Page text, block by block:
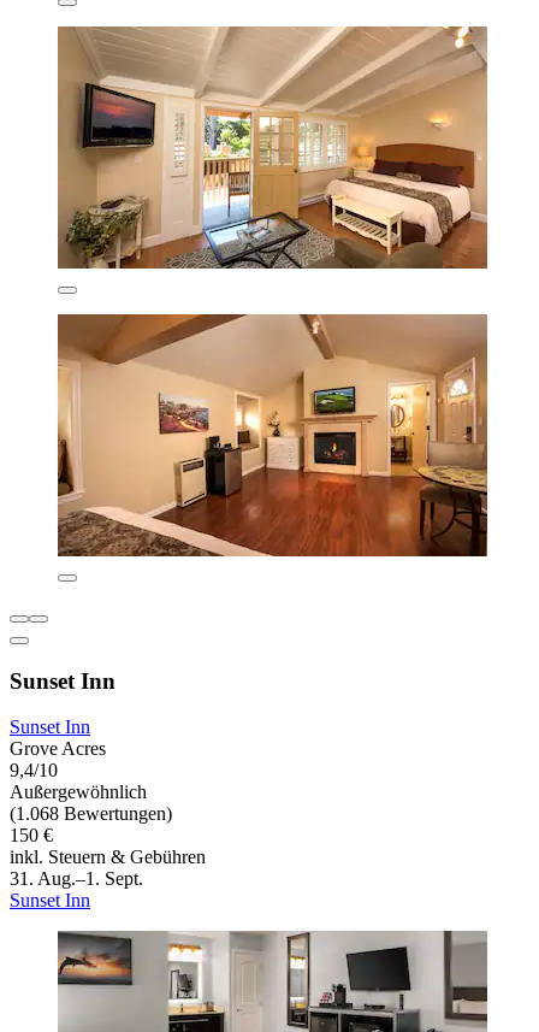
Sunset Inn
Sunset Inn
Grove Acres
9,4/10
Außergewöhnlich
(1.068 Bewertungen)
150 €
inkl. Steuern & Gebühren
31. Aug.–1. Sept.
Sunset Inn